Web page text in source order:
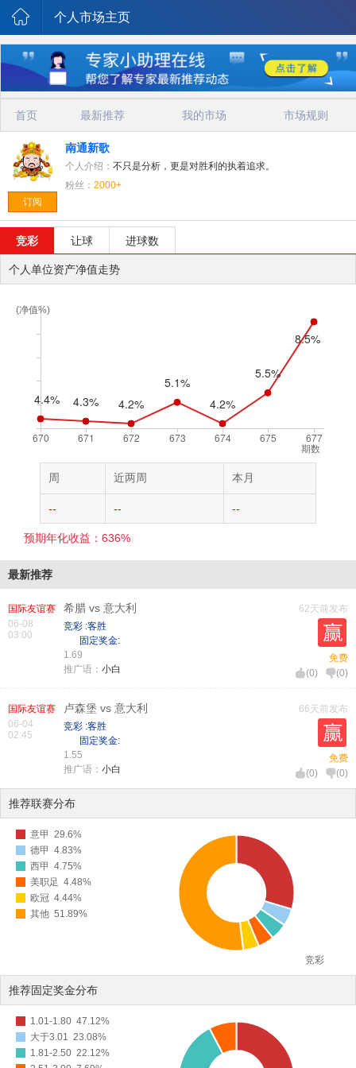
个人市场主页
首页 最新推荐 我的市场 市场规则
订阅
南通新歌
个人介绍： 不只是分析，更是对胜利的执着追求。
粉丝： 2000+
竞彩 让球 进球数
个人单位资产净值走势
(净值%)
期数
周 近两周 本月
-- -- --
预期年化收益：636%
最新推荐
国际友谊赛
06-08
03:00
希腊 vs 意大利
竞彩 :客胜
固定奖金:
1.69
推广语： 小白
62天前发布
免费
(0) (0)
国际友谊赛
06-04
02:45
卢森堡 vs 意大利
竞彩 :客胜
固定奖金:
1.55
推广语： 小白
66天前发布
免费
(0) (0)
推荐联赛分布
意甲 29.6%
德甲 4.83%
西甲 4.75%
美职足 4.48%
欧冠 4.44%
其他 51.89%
竞彩
推荐固定奖金分布
1.01-1.80 47.12%
大于3.01 23.08%
1.81-2.50 22.12%